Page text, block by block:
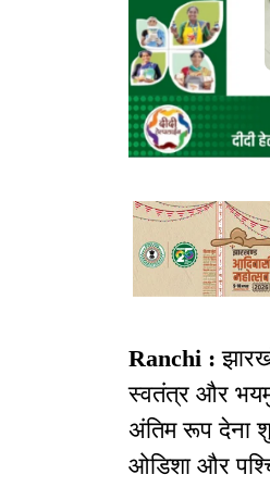
Ranchi :
स्वतंत्र और
अंतिम रूप देना
ओडिशा और